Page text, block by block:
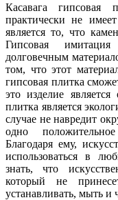
Касавага гипсовая
практически не
является то, что
Гипсовая
долговечным
том, что этот
гипсовая плитка
это изделие
плитка является
случае не навредит
одно
Благодаря ему,
использоваться в
знать, что
который не
устанавливать, мыть и